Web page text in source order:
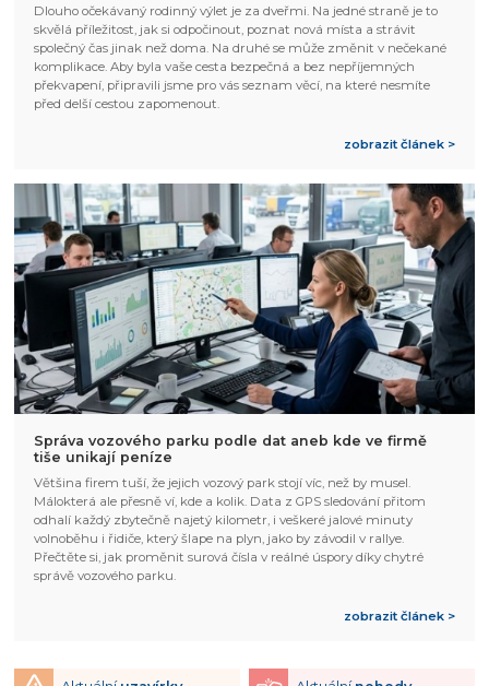
Dlouho očekávaný rodinný výlet je za dveřmi. Na jedné straně je to
skvělá příležitost, jak si odpočinout, poznat nová místa a strávit
společný čas jinak než doma. Na druhé se může změnit v nečekané
komplikace. Aby byla vaše cesta bezpečná a bez nepříjemných
překvapení, připravili jsme pro vás seznam věcí, na které nesmíte
před delší cestou zapomenout.
zobrazit článek >
Správa vozového parku podle dat aneb kde ve firmě
tiše unikají peníze
Většina firem tuší, že jejich vozový park stojí víc, než by musel.
Málokterá ale přesně ví, kde a kolik. Data z GPS sledování přitom
odhalí každý zbytečně najetý kilometr, i veškeré jalové minuty
volnoběhu i řidiče, který šlape na plyn, jako by závodil v rallye.
Přečtěte si, jak proměnit surová čísla v reálné úspory díky chytré
správě vozového parku.
zobrazit článek >